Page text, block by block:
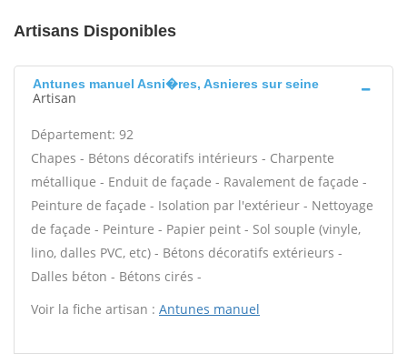
Artisans Disponibles
Antunes manuel Asni�res, Asnieres sur seine
Artisan
Département: 92
Chapes - Bétons décoratifs intérieurs - Charpente
métallique - Enduit de façade - Ravalement de façade -
Peinture de façade - Isolation par l'extérieur - Nettoyage
de façade - Peinture - Papier peint - Sol souple (vinyle,
lino, dalles PVC, etc) - Bétons décoratifs extérieurs -
Dalles béton - Bétons cirés -
Voir la fiche artisan : Antunes manuel